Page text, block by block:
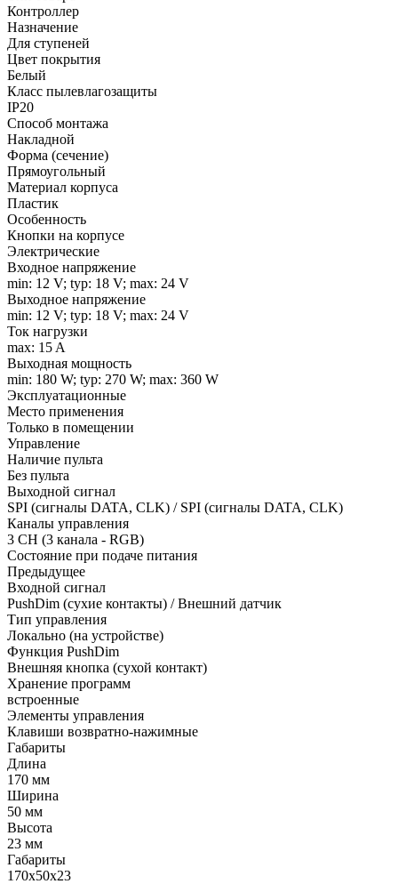
Контроллер
Назначение
Для ступеней
Цвет покрытия
Белый
Класс пылевлагозащиты
IP20
Способ монтажа
Накладной
Форма (сечение)
Прямоугольный
Материал корпуса
Пластик
Особенность
Кнопки на корпусе
Электрические
Входное напряжение
min: 12 V; typ: 18 V; max: 24 V
Выходное напряжение
min: 12 V; typ: 18 V; max: 24 V
Ток нагрузки
max: 15 A
Выходная мощность
min: 180 W; typ: 270 W; max: 360 W
Эксплуатационные
Место применения
Только в помещении
Управление
Наличие пульта
Без пульта
Выходной сигнал
SPI (сигналы DATA, CLK) / SPI (сигналы DATA, CLK)
Каналы управления
3 CH (3 канала - RGB)
Состояние при подаче питания
Предыдущее
Входной сигнал
PushDim (сухие контакты) / Внешний датчик
Тип управления
Локально (на устройстве)
Функция PushDim
Внешняя кнопка (сухой контакт)
Хранение программ
встроенные
Элементы управления
Клавиши возвратно-нажимные
Габариты
Длина
170 мм
Ширина
50 мм
Высота
23 мм
Габариты
170x50x23